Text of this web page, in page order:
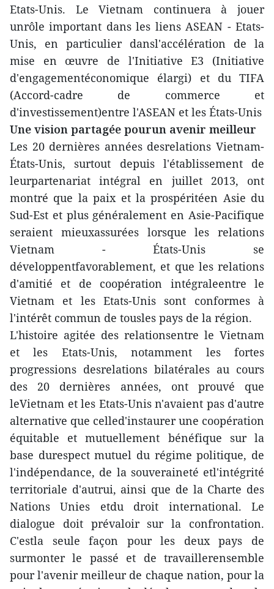
Etats-Unis. Le Vietnam continuera à jouer
unrôle important dans les liens ASEAN - Etats-
Unis, en particulier dansl'accélération de la
mise en œuvre de l'Initiative E3 (Initiative
d'engagementéconomique élargi) et du TIFA
(Accord-cadre de commerce et
d'investissement)entre l'ASEAN et les États-Unis
Une vision partagée pourun avenir meilleur
Les 20 dernières années desrelations Vietnam-
États-Unis, surtout depuis l'établissement de
leurpartenariat intégral en juillet 2013, ont
montré que la paix et la prospéritéen Asie du
Sud-Est et plus généralement en Asie-Pacifique
seraient mieuxassurées lorsque les relations
Vietnam - États-Unis se
développentfavorablement, et que les relations
d'amitié et de coopération intégraleentre le
Vietnam et les Etats-Unis sont conformes à
l'intérêt commun de tousles pays de la région.
L'histoire agitée des relationsentre le Vietnam
et les Etats-Unis, notamment les fortes
progressions desrelations bilatérales au cours
des 20 dernières années, ont prouvé que
leVietnam et les Etats-Unis n'avaient pas d'autre
alternative que celled'instaurer une coopération
équitable et mutuellement bénéfique sur la
base durespect mutuel du régime politique, de
l'indépendance, de la souveraineté etl'intégrité
territoriale d'autrui, ainsi que de la Charte des
Nations Unies etdu droit international. Le
dialogue doit prévaloir sur la confrontation.
C'estla seule façon pour les deux pays de
surmonter le passé et de travaillerensemble
pour l'avenir meilleur de chaque nation, pour la